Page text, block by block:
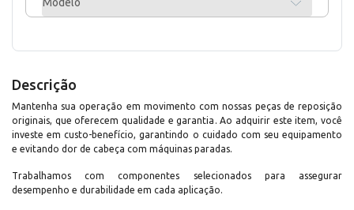
Descrição
Mantenha sua operação em movimento com nossas peças de reposição
originais, que oferecem qualidade e garantia. Ao adquirir este item, você
investe em custo-benefício, garantindo o cuidado com seu equipamento
e evitando dor de cabeça com máquinas paradas.
Trabalhamos com componentes selecionados para assegurar
desempenho e durabilidade em cada aplicação.